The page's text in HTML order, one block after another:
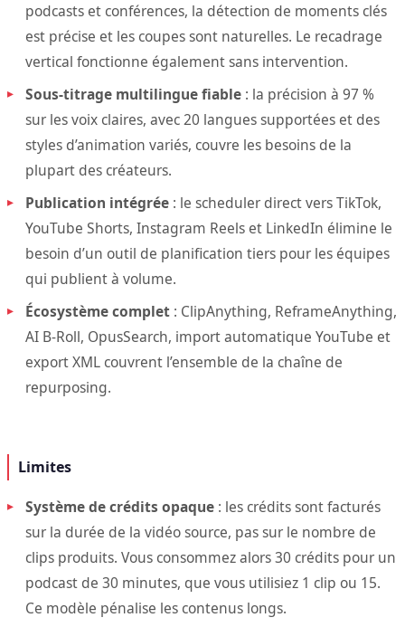
podcasts et conférences, la détection de moments clés
est précise et les coupes sont naturelles. Le recadrage
vertical fonctionne également sans intervention.
Sous-titrage multilingue fiable : la précision à 97 %
sur les voix claires, avec 20 langues supportées et des
styles d’animation variés, couvre les besoins de la
plupart des créateurs.
Publication intégrée : le scheduler direct vers TikTok,
YouTube Shorts, Instagram Reels et LinkedIn élimine le
besoin d’un outil de planification tiers pour les équipes
qui publient à volume.
Écosystème complet : ClipAnything, ReframeAnything,
AI B-Roll, OpusSearch, import automatique YouTube et
export XML couvrent l’ensemble de la chaîne de
repurposing.
Limites
Système de crédits opaque : les crédits sont facturés
sur la durée de la vidéo source, pas sur le nombre de
clips produits. Vous consommez alors 30 crédits pour un
podcast de 30 minutes, que vous utilisiez 1 clip ou 15.
Ce modèle pénalise les contenus longs.